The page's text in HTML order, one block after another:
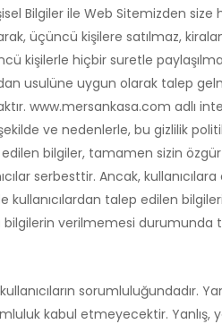
Bilgiler ile Web Sitemizden
üçüncü kişilere satılmaz,
kişilerle hiçbir suretle
usulüne uygun olarak talep
www.mersankasa.com adlı
ve nedenlerle, bu gizlilik
bilgiler, tamamen sizin
serbesttir. Ancak,
talep edilen
verilmemesi durumunda
sorumluluğundadır.
kabul etmeyecektir. Yanlış,